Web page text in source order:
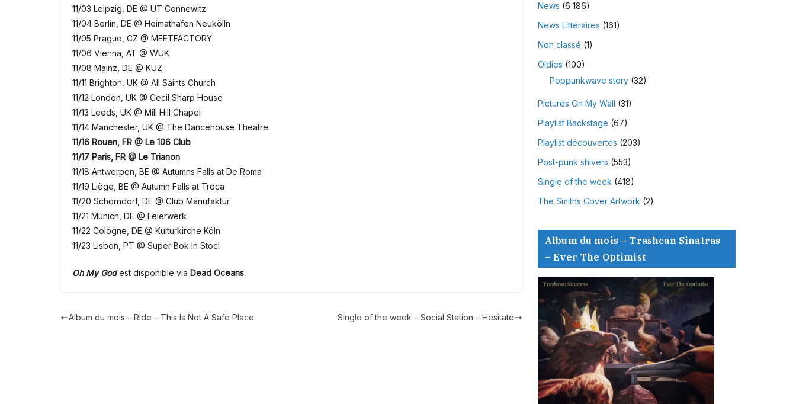
11/03 Leipzig, DE @ UT Connewitz
11/04 Berlin, DE @ Heimathafen Neukölln
11/05 Prague, CZ @ MEETFACTORY
11/06 Vienna, AT @ WUK
11/08 Mainz, DE @ KUZ
11/11 Brighton, UK @ All Saints Church
11/12 London, UK @ Cecil Sharp House
11/13 Leeds, UK @ Mill Hill Chapel
11/14 Manchester, UK @ The Dancehouse Theatre
11/16 Rouen, FR @ Le 106 Club
11/17 Paris, FR @ Le Trianon
11/18 Antwerpen, BE @ Autumns Falls at De Roma
11/19 Liège, BE @ Autumn Falls at Troca
11/20 Schorndorf, DE @ Club Manufaktur
11/21 Munich, DE @ Feierwerk
11/22 Cologne, DE @ Kulturkirche Köln
11/23 Lisbon, PT @ Super Bok In Stocl
Oh My God est disponible via Dead Oceans.
Album du mois – Ride – This Is Not A Safe Place Single of the week – Social Station – Hesitate
News (6 186)
News Littéraires (161)
Non classé (1)
Oldies (100)
Poppunkwave story(32)
Pictures On My Wall (31)
Playlist Backstage (67)
Playlist découvertes (203)
Post-punk shivers (553)
Single of the week (418)
The Smiths Cover Artwork (2)
Album du mois – Trashcan Sinatras
– Ever The Optimist